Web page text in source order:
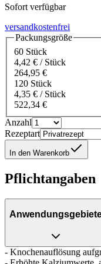
Sofort verfügbar
versandkostenfrei
Packungsgröße
60 Stück
4,42 € / Stück
264,95 €
120 Stück
4,35 € / Stück
522,34 €
Anzahl
Rezeptart
In den Warenkorb
Pflichtangaben
- Knochenauflösung